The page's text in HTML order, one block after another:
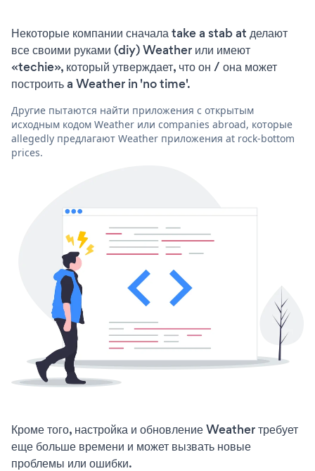
Некоторые компании сначала take a stab at делают
все своими руками (diy) Weather или имеют
«techie», который утверждает, что он / она может
построить a Weather in 'no time'.
Другие пытаются найти приложения с открытым
исходным кодом Weather или companies abroad, которые
allegedly предлагают Weather приложения at rock-bottom
prices.
Кроме того, настройка и обновление Weather требует
еще больше времени и может вызвать новые
проблемы или ошибки.